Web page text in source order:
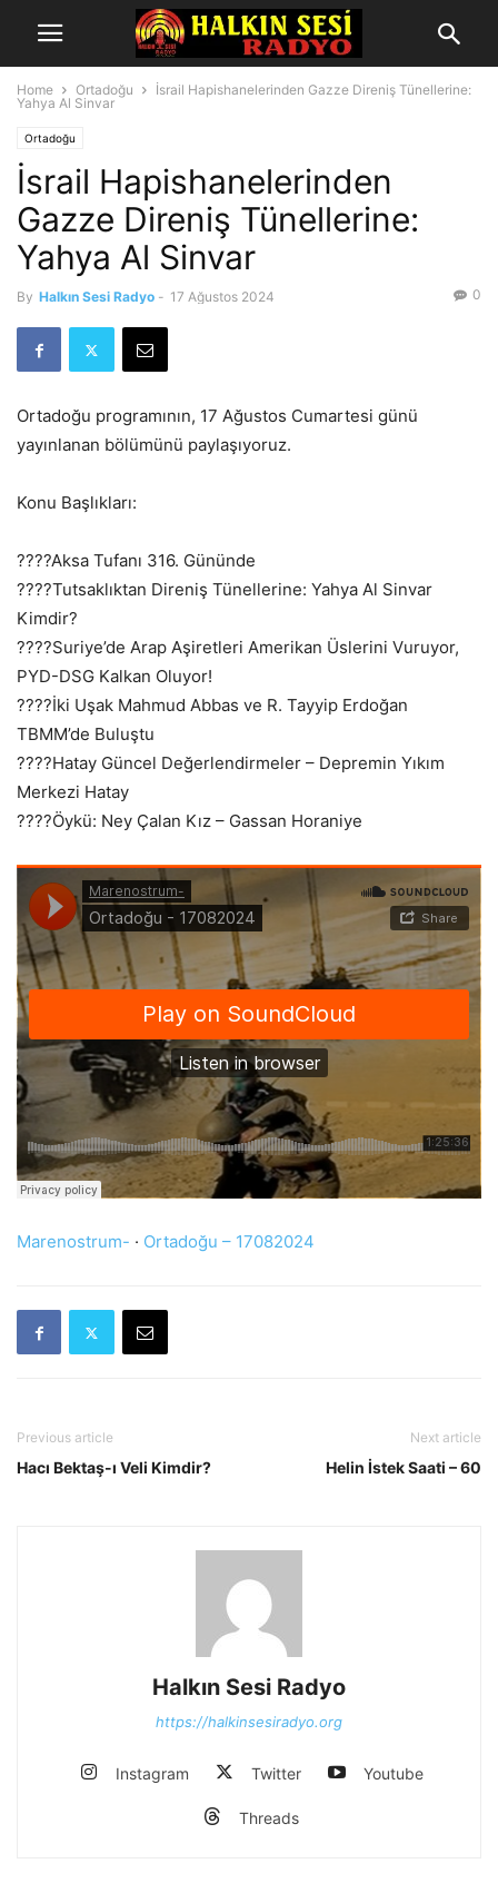
Home Ortadoğu
İsrail Hapishanelerinden Gazze Direniş Tünellerine:
Yahya Al Sinvar
Ortadoğu
İsrail Hapishanelerinden
Gazze Direniş Tünellerine:
Yahya Al Sinvar
By Halkın Sesi Radyo - 17 Ağustos 2024 0
Ortadoğu programının, 17 Ağustos Cumartesi günü
yayınlanan bölümünü paylaşıyoruz.
Konu Başlıkları:
????Aksa Tufanı 316. Gününde
????Tutsaklıktan Direniş Tünellerine: Yahya Al Sinvar
Kimdir?
????Suriye’de Arap Aşiretleri Amerikan Üslerini Vuruyor,
PYD-DSG Kalkan Oluyor!
????İki Uşak Mahmud Abbas ve R. Tayyip Erdoğan
TBMM’de Buluştu
????Hatay Güncel Değerlendirmeler – Depremin Yıkım
Merkezi Hatay
????Öykü: Ney Çalan Kız – Gassan Horaniye
Marenostrum- · Ortadoğu – 17082024
Previous article
Hacı Bektaş-ı Veli Kimdir?
Next article
Helin İstek Saati – 60
Halkın Sesi Radyo
https://halkinsesiradyo.org
Instagram Twitter Youtube
Threads